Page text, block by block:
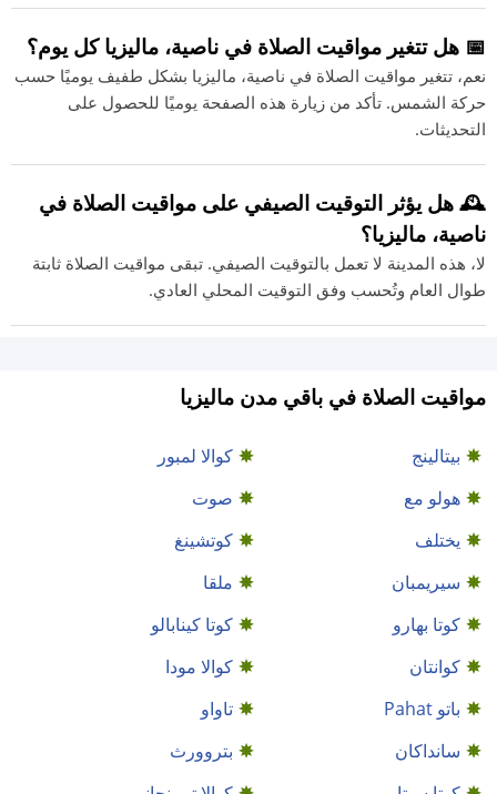
📅 هل تتغير مواقيت الصلاة في ناصية، ماليزيا كل يوم؟
نعم، تتغير مواقيت الصلاة في ناصية، ماليزيا بشكل طفيف يوميًا حسب
حركة الشمس. تأكد من زيارة هذه الصفحة يوميًا للحصول على
التحديثات.
🕰️ هل يؤثر التوقيت الصيفي على مواقيت الصلاة في
ناصية، ماليزيا؟
لا، هذه المدينة لا تعمل بالتوقيت الصيفي. تبقى مواقيت الصلاة ثابتة
طوال العام وتُحسب وفق التوقيت المحلي العادي.
مواقيت الصلاة في باقي مدن ماليزيا
بيتالينج
كوالا لمبور
هولو مع
صوت
يختلف
كوتشينغ
سيريمبان
ملقا
كوتا بهارو
كوتا كينابالو
كوانتان
كوالا مودا
باتو Pahat
تاواو
سانداكان
بتروورث